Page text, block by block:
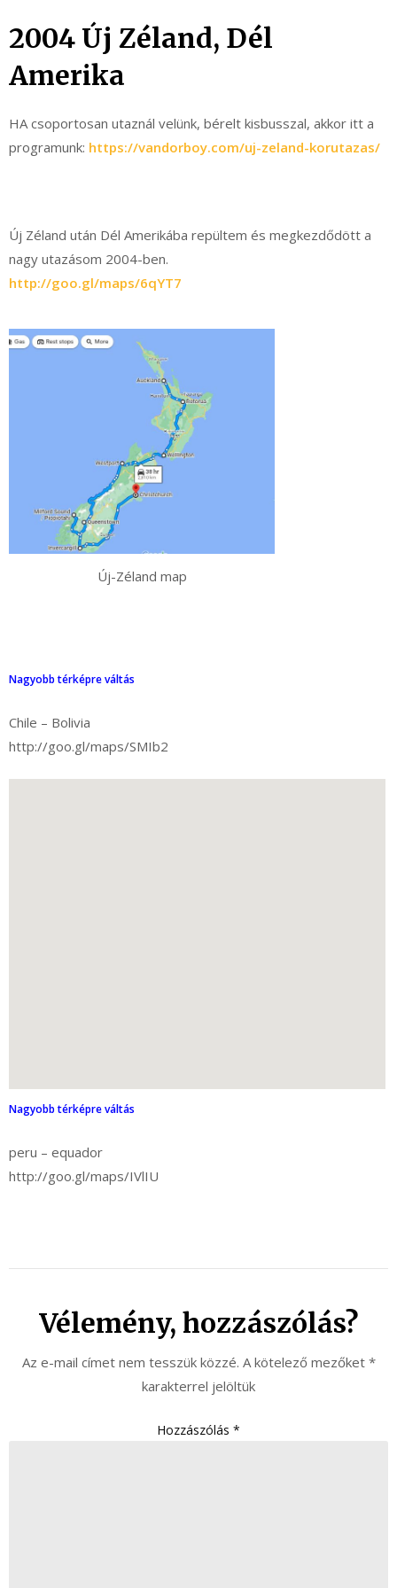
2004 Új Zéland, Dél
Amerika
HA csoportosan utaznál velünk, bérelt kisbusszal, akkor itt a
programunk: https://vandorboy.com/uj-zeland-korutazas/
Új Zéland után Dél Amerikába repültem és megkezdődött a
nagy utazásom 2004-ben.
http://goo.gl/maps/6qYT7
Új-Zéland map
Nagyobb térképre váltás
Chile – Bolivia
http://goo.gl/maps/SMIb2
Nagyobb térképre váltás
peru – equador
http://goo.gl/maps/IVlIU
Vélemény, hozzászólás?
Az e-mail címet nem tesszük közzé. A kötelező mezőket *
karakterrel jelöltük
Hozzászólás *